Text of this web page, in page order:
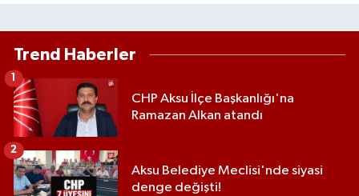
Trend Haberler
CHP Aksu İlçe Başkanlığı'na
Ramazan Alkan atandı
1
Aksu Belediye Meclisi'nde siyasi
denge değişti!
2